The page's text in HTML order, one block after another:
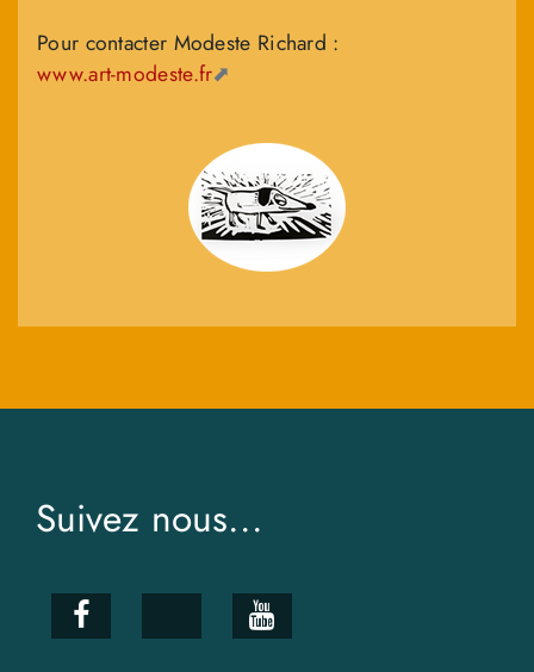
Pour contacter Modeste Richard :
www.art-modeste.fr
Suivez nous...